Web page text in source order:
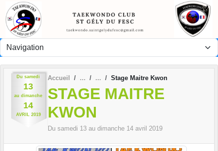
Du samedi
13
au dimanche
14
AVRIL 2019
Accueil Stage Maitre Kwon
STAGE MAITRE
KWON
Du samedi 13 au dimanche 14 avril 2019
Panneau de gestion des cookies